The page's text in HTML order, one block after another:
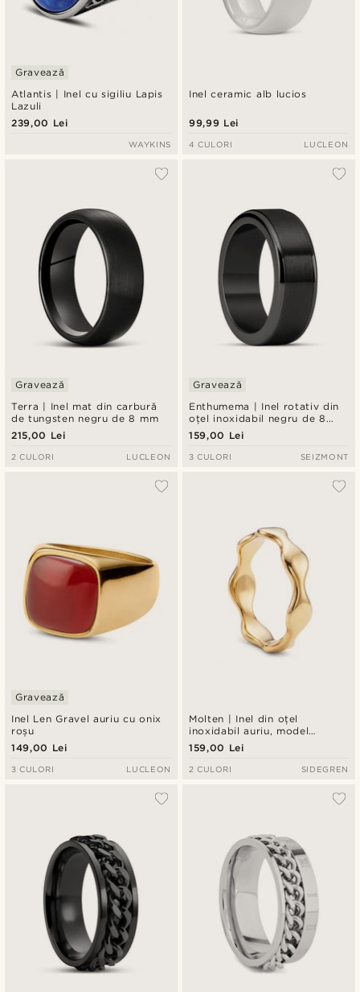
Atlantis | Inel cu sigiliu Lapis
Lazuli
Gravează
239,00 Lei
WAYKINS
Inel ceramic alb lucios
99,99 Lei
4 CULORI LUCLEON
Terra | Inel mat din carbură
de tungsten negru de 8 mm
Gravează
215,00 Lei
2 CULORI LUCLEON
Enthumema | Inel rotativ din
oțel inoxidabil negru de 8
mm, cu aspect mat
Gravează
159,00 Lei
3 CULORI SEIZMONT
Inel Len Gravel auriu cu onix
roșu
Gravează
149,00 Lei
3 CULORI LUCLEON
Molten | Inel din oțel
inoxidabil auriu, model
ondulat, 6 mm
159,00 Lei
2 CULORI SIDEGREN